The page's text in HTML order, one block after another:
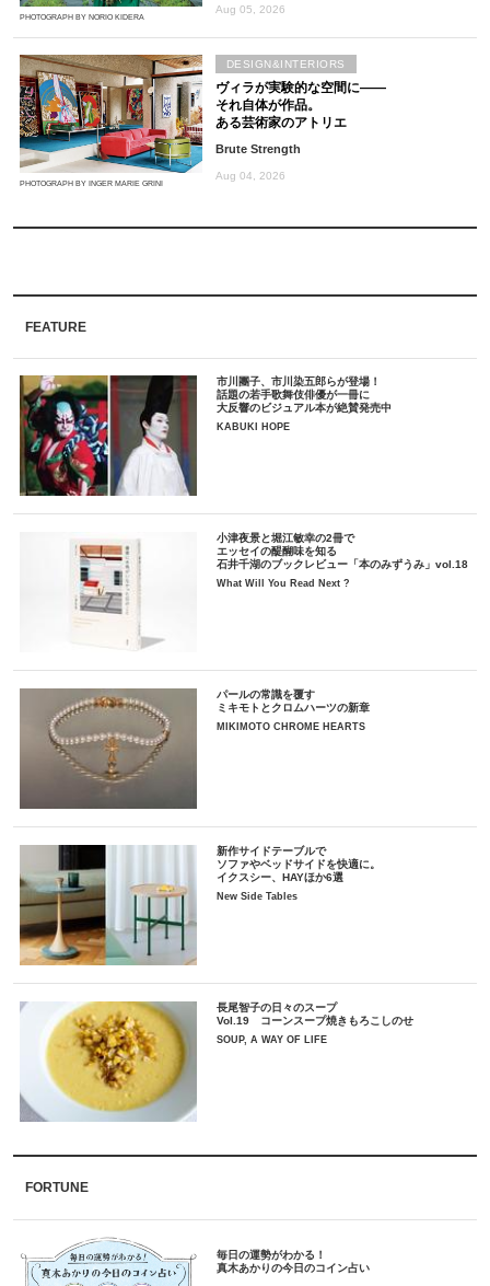
PHOTOGRAPH BY NORIO KIDERA
Aug 05, 2026
PHOTOGRAPH BY INGER MARIE GRINI
ヴィラが実験的な空間に――
それ自体が作品。
ある芸術家のアトリエ
Brute Strength
Aug 04, 2026
DESIGN&INTERIORS
FEATURE
市川團子、市川染五郎らが登場！
話題の若手歌舞伎俳優が一冊に
大反響のビジュアル本が絶賛発売中
KABUKI HOPE
小津夜景と堀江敏幸の2冊で
エッセイの醍醐味を知る
石井千湖のブックレビュー「本のみずうみ」vol.18
What Will You Read Next ?
パールの常識を覆す
ミキモトとクロムハーツの新章
MIKIMOTO CHROME HEARTS
新作サイドテーブルで
ソファやベッドサイドを快適に。
イクスシー、HAYほか6選
New Side Tables
長尾智子の日々のスープ
Vol.19 コーンスープ焼きもろこしのせ
SOUP, A WAY OF LIFE
FORTUNE
毎日の運勢がわかる！